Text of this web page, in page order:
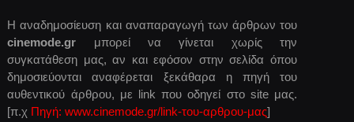
Η αναδημοσίευση και αναπαραγωγή των άρθρων του
cinemode.gr μπορεί να γίνεται χωρίς την
συγκατάθεση μας, αν και εφόσον στην σελίδα όπου
δημοσιεύονται αναφέρεται ξεκάθαρα η πηγή του
αυθεντικού άρθρου, με link που οδηγεί στο site μας.
[π.χ Πηγή: www.cinemode.gr/link-του-αρθρου-μας]